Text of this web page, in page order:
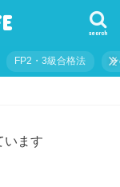
search
FP2・3級合格法
います